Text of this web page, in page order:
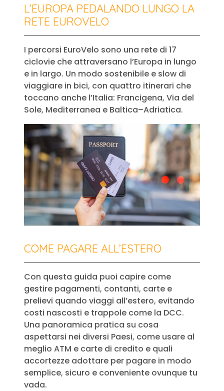
L’EUROPA PEDALANDO LUNGO LA
RETE EUROVELO
I percorsi EuroVelo sono una rete di 17
ciclovie che attraversano l’Europa in lungo
e in largo. Un modo sostenibile e slow di
viaggiare in bici, con quattro itinerari che
toccano anche l’Italia: Francigena, Via del
Sole, Mediterranea e Baltica–Adriatica.
COME PAGARE ALL’ESTERO
Con questa guida puoi capire come
gestire pagamenti, contanti, carte e
prelievi quando viaggi all’estero, evitando
costi nascosti e trappole come la DCC.
Una panoramica pratica su cosa
aspettarsi nei diversi Paesi, come usare al
meglio ATM e carte di credito e quali
accortezze adottare per pagare in modo
semplice, sicuro e conveniente ovunque tu
vada.